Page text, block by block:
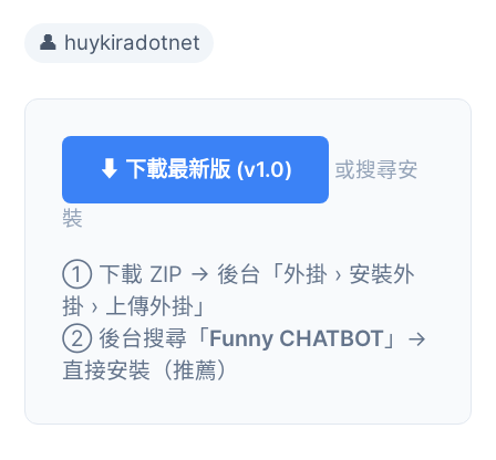
👤 huykiradotnet
⬇ 下載最新版 (v1.0)
或搜尋安
裝
① 下載 ZIP → 後台「外掛 › 安裝外
掛 › 上傳外掛」
② 後台搜尋「Funny CHATBOT 」→
直接安裝（推薦）